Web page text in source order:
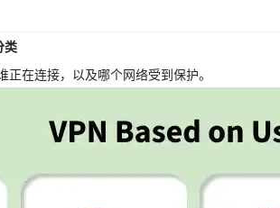
类
在连接，以及哪个网络受到保护。